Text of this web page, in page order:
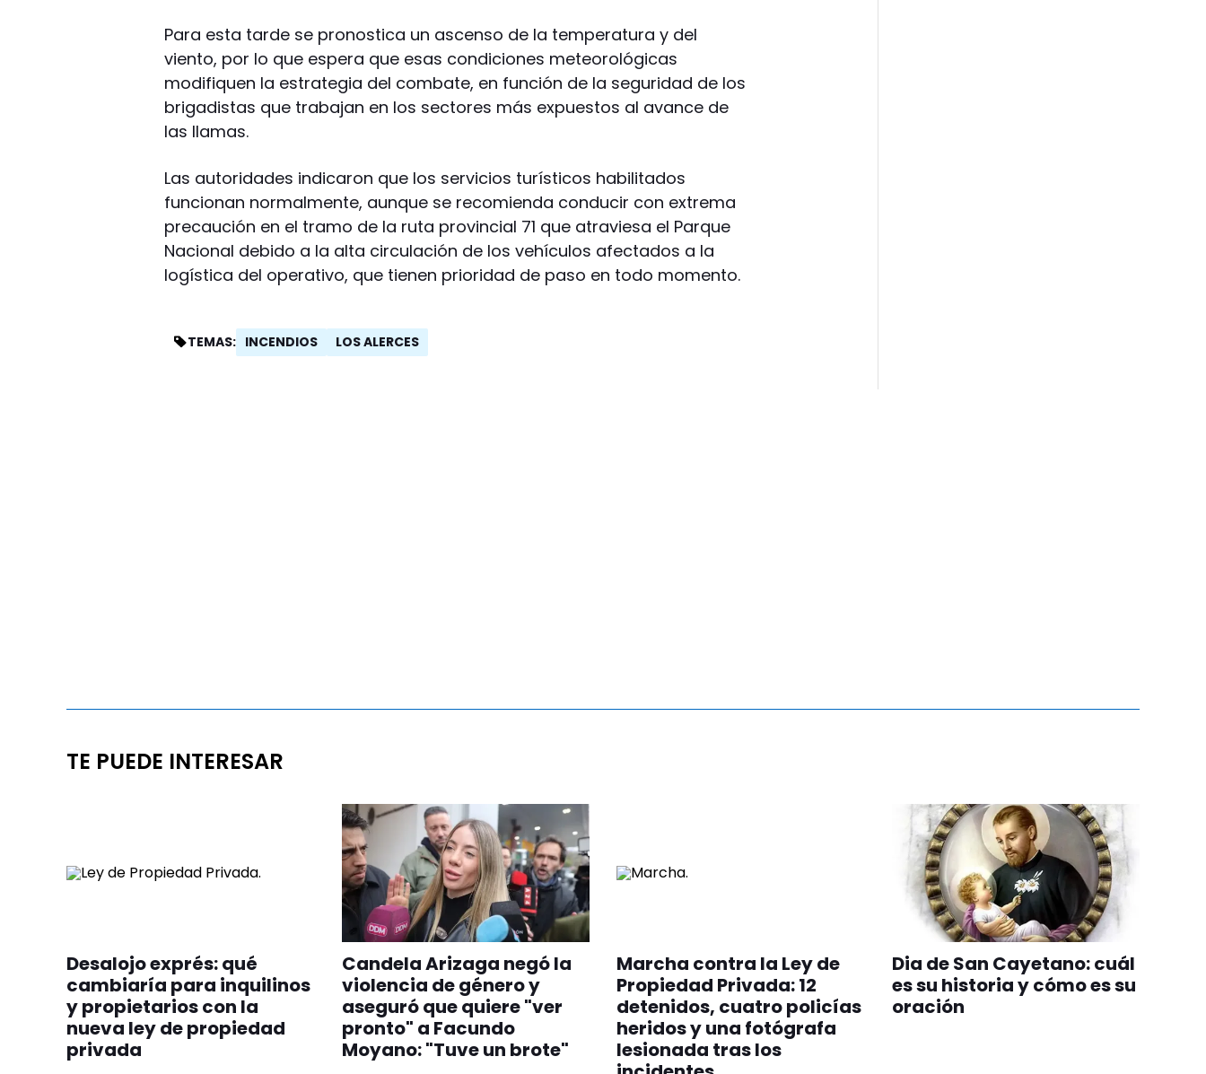
Para esta tarde se pronostica un ascenso de la temperatura y del
viento, por lo que espera que esas condiciones meteorológicas
modifiquen la estrategia del combate, en función de la seguridad de los
brigadistas que trabajan en los sectores más expuestos al avance de
las llamas.
Las autoridades indicaron que los servicios turísticos habilitados
funcionan normalmente, aunque se recomienda conducir con extrema
precaución en el tramo de la ruta provincial 71 que atraviesa el Parque
Nacional debido a la alta circulación de los vehículos afectados a la
logística del operativo, que tienen prioridad de paso en todo momento.
TEMAS: INCENDIOS LOS ALERCES
TE PUEDE INTERESAR
Desalojo exprés: qué
cambiaría para inquilinos
y propietarios con la
nueva ley de propiedad
privada
Candela Arizaga negó la
violencia de género y
aseguró que quiere "ver
pronto" a Facundo
Moyano: "Tuve un brote"
Marcha contra la Ley de
Propiedad Privada: 12
detenidos, cuatro policías
heridos y una fotógrafa
lesionada tras los
Dia de San Cayetano: cuál
es su historia y cómo es su
oración